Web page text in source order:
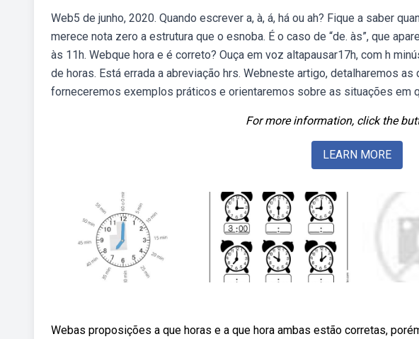
Web5 de junho, 2020. Quando escrever a, à, á, há ou ah? Fique a saber
merece nota zero a estrutura que o esnoba. É o caso de “de. às”, que
às 11h. Webque hora e é correto? Ouça em voz altapausar17h, com h
de horas. Está errada a abreviação hrs. Webneste artigo, detalharemos as
forneceremos exemplos práticos e orientaremos sobre as situações em
For more information, click the
LEARN MORE
Webas proposições a que horas e a que hora ambas estão corretas,